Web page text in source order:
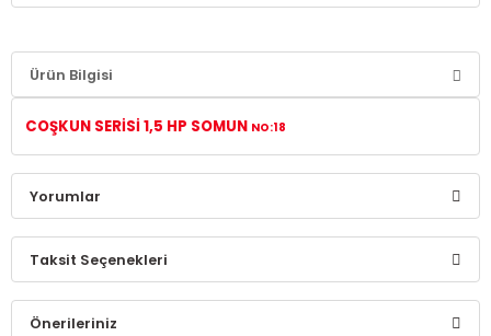
Ürün Bilgisi
COŞKUN SERİSİ 1,5 HP SOMUN NO:18
Yorumlar
Bu ürüne ilk yorumu siz yapın!
Taksit Seçenekleri
Önerileriniz